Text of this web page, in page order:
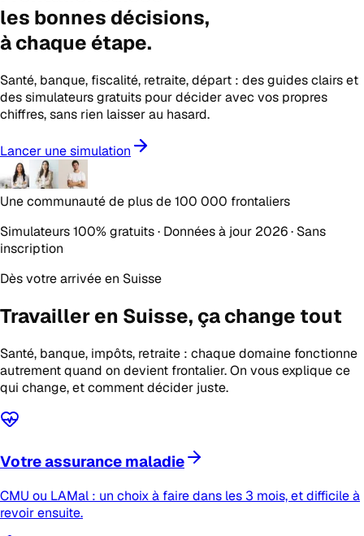
les bonnes décisions,
à chaque étape.
Santé, banque, fiscalité, retraite, départ : des guides clairs et
des simulateurs gratuits pour décider avec vos propres
chiffres, sans rien laisser au hasard.
Lancer une simulation
Une communauté de plus de100 000 frontaliers
Simulateurs 100% gratuits · Données à jour 2026 · Sans
inscription
Dès votre arrivée en Suisse
Travailler en Suisse, ça change tout
Santé, banque, impôts, retraite : chaque domaine fonctionne
autrement quand on devient frontalier. On vous explique ce
qui change, et comment décider juste.
Votre assurance maladie
CMU ou LAMal : un choix à faire dans les 3 mois, et difficile à
revoir ensuite.